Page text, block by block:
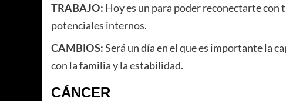
TRABAJO: Hoy es un para poder reconectarte con
potenciales internos.
CAMBIOS: Será un día en el que es importante la
con la familia y la estabilidad.
CÁNCER